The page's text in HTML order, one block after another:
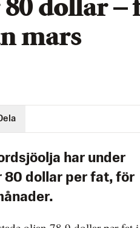
dollar –
mars
har under
80 dollar per fat, för